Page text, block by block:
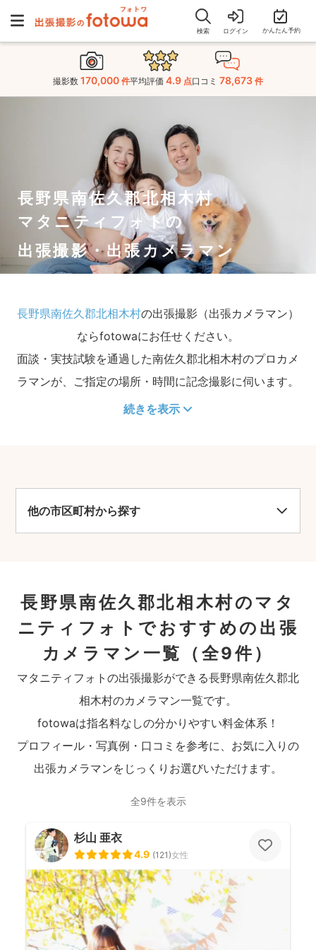
検索 ログイン かんたん予約
撮影数 170,000 件平均評価 4.9 点口コミ 78,673 件
長野県南佐久郡北相木村
マタニティフォトの
出張撮影・出張カメラマン
長野県南佐久郡北相木村の出張撮影（出張カメラマン）
ならfotowaにお任せください。
面談・実技試験を通過した南佐久郡北相木村のプロカメ
ラマンが、ご指定の場所・時間に記念撮影に伺います。
続きを表示
他の市区町村から探す
長野県南佐久郡北相木村のマタ
ニティフォトでおすすめの出張
カメラマン一覧
（全9件）
マタニティフォトの出張撮影ができる長野県南佐久郡北
相木村のカメラマン一覧です。
fotowaは指名料なしの分かりやすい料金体系！
プロフィール・写真例・口コミを参考に、お気に入りの
出張カメラマンをじっくりお選びいただけます。
全9件を表示
杉山 亜衣
4.9 (121)女性